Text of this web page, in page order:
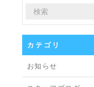
カテゴリ
お知らせ